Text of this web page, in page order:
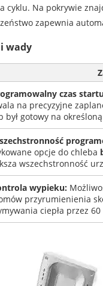
cyklu. Na pokrywie
zapewnia
wady
czas
na precyzyjne
był gotowy na
opcje do chleba
wszechstronność
wypieku:
przyrumienienia
ciepła przez